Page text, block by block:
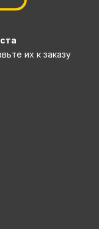
их к заказу